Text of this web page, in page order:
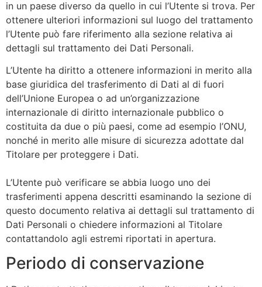
in un paese diverso da quello in cui l’Utente si trova. Per
ottenere ulteriori informazioni sul luogo del trattamento
l’Utente può fare riferimento alla sezione relativa ai
dettagli sul trattamento dei Dati Personali.
L’Utente ha diritto a ottenere informazioni in merito alla
base giuridica del trasferimento di Dati al di fuori
dell’Unione Europea o ad un’organizzazione
internazionale di diritto internazionale pubblico o
costituita da due o più paesi, come ad esempio l’ONU,
nonché in merito alle misure di sicurezza adottate dal
Titolare per proteggere i Dati.
L’Utente può verificare se abbia luogo uno dei
trasferimenti appena descritti esaminando la sezione di
questo documento relativa ai dettagli sul trattamento di
Dati Personali o chiedere informazioni al Titolare
contattandolo agli estremi riportati in apertura.
Periodo di conservazione